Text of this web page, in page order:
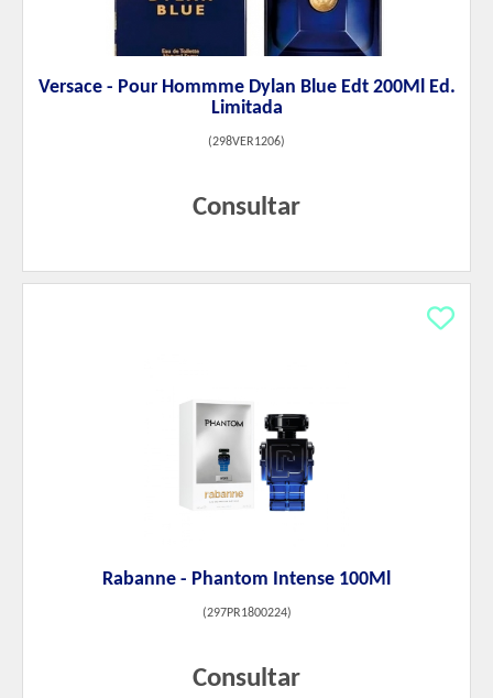
Versace - Pour Hommme Dylan Blue Edt 200Ml Ed.
Limitada
(298VER1206)
Consultar
Rabanne - Phantom Intense 100Ml
(297PR1800224)
Consultar